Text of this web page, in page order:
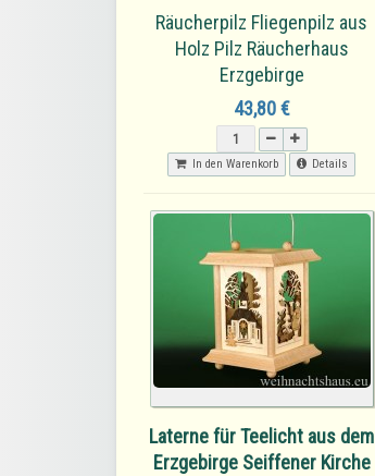
Räucherpilz Fliegenpilz aus
Holz Pilz Räucherhaus
Erzgebirge
43,80 €
In den Warenkorb Details
Laterne für Teelicht aus dem
Erzgebirge Seiffener Kirche